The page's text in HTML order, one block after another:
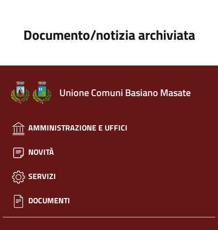
Documento/notizia archiviata
Unione Comuni Basiano Masate
AMMINISTRAZIONE E UFFICI
NOVITÀ
SERVIZI
DOCUMENTI